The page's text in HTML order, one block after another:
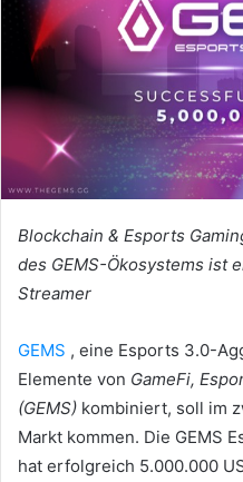
Blockchain & Esports
des GEMS-Ökosystems ist
Streamer
GEMS , eine Esports 3.0-
Elemente von GameFi,
(GEMS) kombiniert, soll im
Markt kommen. Die GEMS
hat erfolgreich 5.000.000